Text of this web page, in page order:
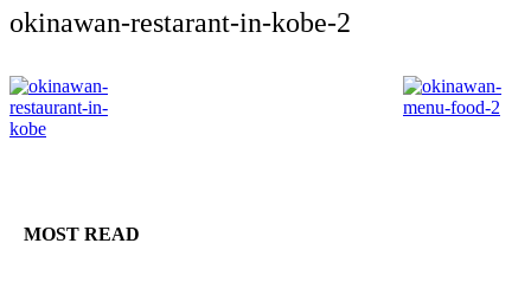
okinawan-restarant-in-kobe-2
MOST READ